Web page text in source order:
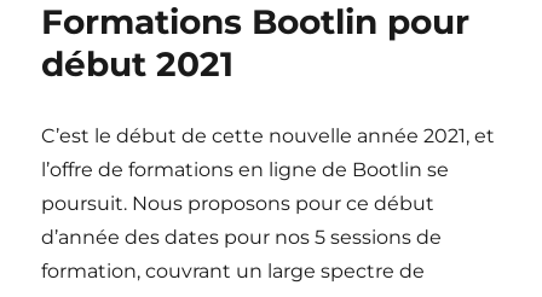
mars/avril
Formations Bootlin pour
début 2021
C’est le début de cette nouvelle année 2021, et
l’offre de formations en ligne de Bootlin se
poursuit. Nous proposons pour ce début
d’année des dates pour nos 5 sessions de
formation, couvrant un large spectre de